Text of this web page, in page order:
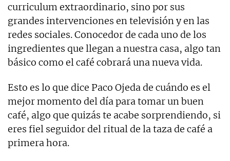
curriculum extraordinario, sino por sus
grandes intervenciones en televisión y en las
redes sociales. Conocedor de cada uno de los
ingredientes que llegan a nuestra casa, algo tan
básico como el café cobrará una nueva vida.
Esto es lo que dice Paco Ojeda de cuándo es el
mejor momento del día para tomar un buen
café, algo que quizás te acabe sorprendiendo, si
eres fiel seguidor del ritual de la taza de café a
primera hora.